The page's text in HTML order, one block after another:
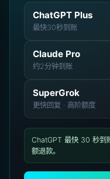
ChatGPT Plus
最快30秒到账
Claude Pro
约2分钟到账
SuperGrok
更快回复 · 高阶额度
ChatGPT 最快 30 秒到
额退款。